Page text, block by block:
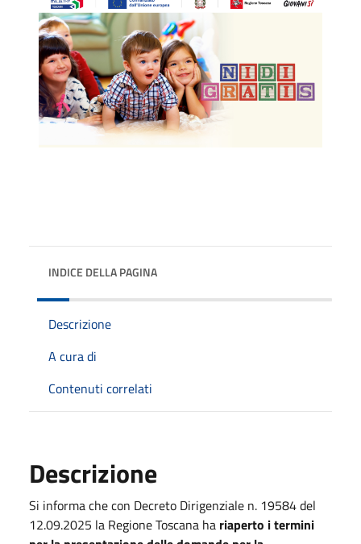
INDICE DELLA PAGINA
Descrizione
A cura di
Contenuti correlati
Descrizione
Si informa che con Decreto Dirigenziale n. 19584 del
12.09.2025 la Regione Toscana ha riaperto i termini